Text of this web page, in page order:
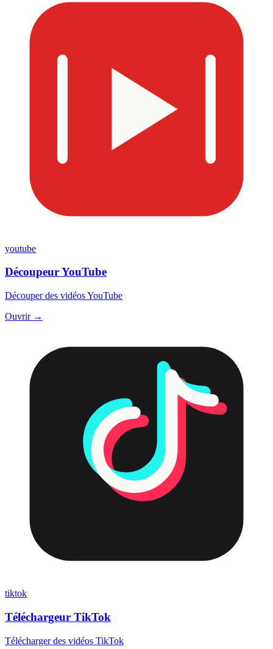
youtube
Découpeur YouTube
Découper des vidéos YouTube
Ouvrir →
tiktok
Téléchargeur TikTok
Télécharger des vidéos TikTok